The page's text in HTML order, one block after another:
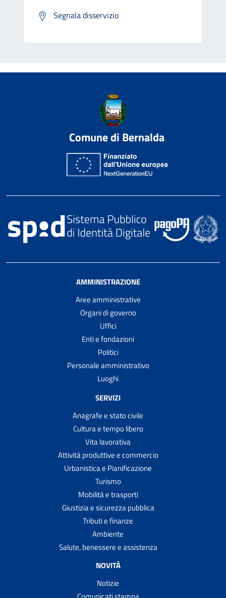
Segnala disservizio
Comune di Bernalda
AMMINISTRAZIONE
Aree amministrative
Organi di governo
Uffici
Enti e fondazioni
Politici
Personale amministrativo
Luoghi
SERVIZI
Anagrafe e stato civile
Cultura e tempo libero
Vita lavorativa
Attività produttive e commercio
Urbanistica e Pianificazione
Turismo
Mobilità e trasporti
Giustizia e sicurezza pubblica
Tributi e finanze
Ambiente
Salute, benessere e assistenza
NOVITÀ
Notizie